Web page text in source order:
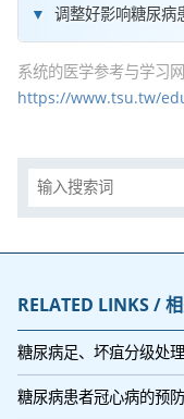
调整好影响糖尿病
系统的医学参考与学习
https://www.tsu.tw/
RELATED LINKS /
糖尿病足、坏疽分级处理
糖尿病患者冠心病的预防